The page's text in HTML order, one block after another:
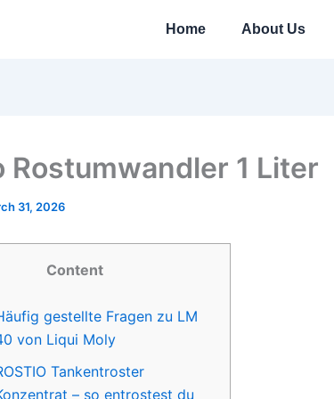
Home About Us
Rostumwandler 1 Liter
31, 2026
Content
gestellte Fragen zu LM
von Liqui Moly
Tankentroster
– so entrostest du